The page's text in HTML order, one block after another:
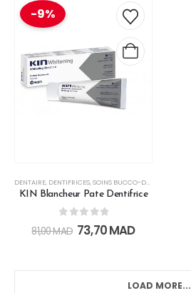
-9%
DENTAIRE, DENTIFRICES,SOINS BUCCO-DENTAIRES
KIN Blancheur Pate Dentifrice
out of 5
81,00MAD 73,70MAD
LOAD MORE...